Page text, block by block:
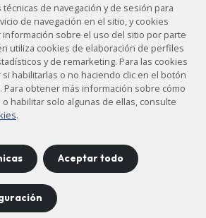
Accesibilidad
Contacto
Aviso legal
de privacidad
Política de cookies
de navegación y de sesión para
de navegación en el sitio, y cookies
información sobre el uso del sitio por parte
utiliza cookies de elaboración de perfiles
y de remarketing. Para las cookies
habilitarlas o no haciendo clic en el botón
Para obtener más información sobre cómo
habilitar solo algunas de ellas, consulte
.
Aceptar todo